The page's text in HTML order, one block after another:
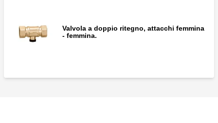
Valvola a doppio ritegno, attacchi femmina
- femmina.